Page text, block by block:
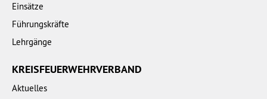
Einsätze
Führungskräfte
Lehrgänge
KREISFEUERWEHRVERBAND
Aktuelles